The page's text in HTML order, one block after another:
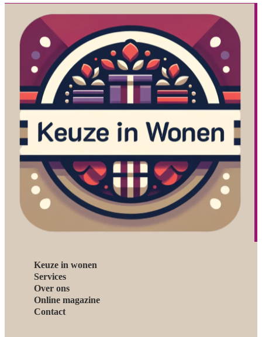
Keuze in wonen
Services
Over ons
Online magazine
Contact